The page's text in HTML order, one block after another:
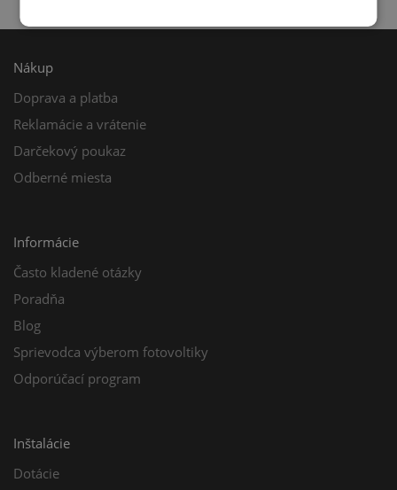
Nákup
Doprava a platba
Reklamácie a vrátenie
Darčekový poukaz
Odberné miesta
Informácie
Často kladené otázky
Poradňa
Blog
Sprievodca výberom fotovoltiky
Odporúčací program
Inštalácie
Dotácie